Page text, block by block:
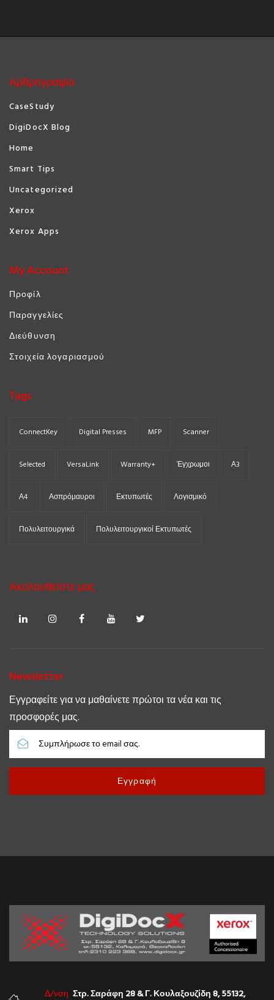
Αρθρογραφία
CaseStudy
DigiDocX Blog
Home
Smart Tips
Uncategorized
Xerox
Xerox Apps
My Account
Προφίλ
Παραγγελίες
Διεύθυνση
Στοιχεία λογαριασμού
Tags
ConnectKey Digital Presses MFP Scanner
Selected VersaLink Warranty+ Έγχρωμοι Α3
Α4 Ασπρόμαυροι Εκτυπωτές Λογισμικό
Πολυλειτουργικά Πολυλειτουργικοί Εκτυπωτές
Ακολουθείστε μας
Newsletter
Εγγραφείτε για να μαθαίνετε πρώτοι τα νέα και τις
προσφορές μας.
Εγγραφή
Δ/νση Στρ. Σαράφη 28 & Γ. Κουλαξουζίδη 8, 55132,